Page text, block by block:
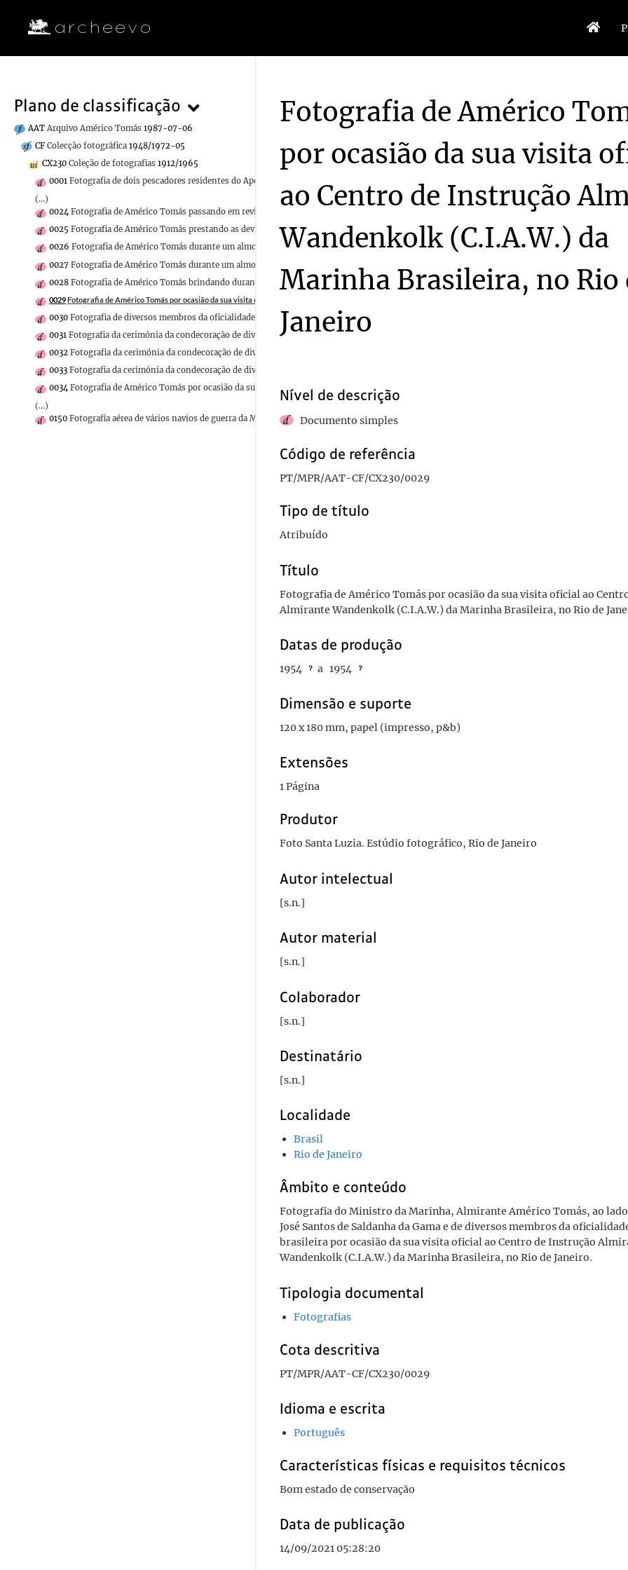
Plano de classificação
AAT Arquivo Américo Tomás 1987-07-06
CF Colecção fotográfica 1948/1972-05
CX230 Coleção de fotografias 1912/1965
0001 Fotografia de dois pescadores residentes do Apostolado do Mar, na Rua da Junqueira, em Lisboa
(...)
0024 Fotografia de Américo Tomás passando em revista às tropas da Escola de Eletromecânica por ocasião da sua visita ao Centro de Instrução
0025 Fotografia de Américo Tomás prestando as devidas continências à guarda de honra da Escola de Eletromecânica por ocasião da sua
0026 Fotografia de Américo Tomás durante um almoço oferecido em sua honra por ocasião da sua visita oficial ao Centro de Instrução Almirante
0027 Fotografia de Américo Tomás durante um almoço oferecido em sua honra por ocasião da sua visita oficial ao Centro de Instrução Almirante
0028 Fotografia de Américo Tomás brindando durante um almoço oferecido em sua honra por ocasião da sua visita oficial ao Centro de Instrução
0029Fotografia de Américo Tomás por ocasião da sua visita oficial ao Centro de Instrução Almirante Wandenkolk (C.I.A.W.) da Marinha Brasileira, no Rio de Janeiro
0030 Fotografia de diversos membros da oficialidade portuguesa e brasileira assistindo ao discurso de José Santos de Saldanha da Gama por
0031 Fotografia da cerimónia da condecoração de diversos membros da oficialidade portuguesa por ocasião da visita oficial de Américo Tomás ao
0032 Fotografia da cerimónia da condecoração de diversos membros da oficialidade portuguesa por ocasião da visita oficial de Américo Tomás ao
0033 Fotografia da cerimónia da condecoração de diversos membros da oficialidade portuguesa por ocasião da visita oficial de Américo Tomás ao
0034 Fotografia de Américo Tomás por ocasião da sua visita oficial ao Centro de Instrução Almirante Wandenkolk (C.I.A.W.) da Marinha Brasileira,
(...)
0150 Fotografia aérea de vários navios de guerra da Marinha Portuguesa entrando na Foz do rio Douro
Fotografia de Américo
por ocasião da sua visita
ao Centro de Instrução
Wandenkolk (C.I.A.W.) da
Marinha Brasileira, no Rio
Janeiro
Nível de descrição
Documento simples
Código de referência
PT/MPR/AAT-CF/CX230/0029
Tipo de título
Atribuído
Título
Fotografia de Américo Tomás por ocasião da sua visita oficial ao
Almirante Wandenkolk (C.I.A.W.) da Marinha Brasileira, no Rio de
Datas de produção
1954 a 1954
Dimensão e suporte
120 x 180 mm, papel (impresso, p&b)
Extensões
1 Página
Produtor
Foto Santa Luzia. Estúdio fotográfico, Rio de Janeiro
Autor intelectual
[s.n.]
Autor material
[s.n.]
Colaborador
[s.n.]
Destinatário
[s.n.]
Localidade
Brasil
Rio de Janeiro
Âmbito e conteúdo
Fotografia do Ministro da Marinha, Almirante Américo Tomás, ao
José Santos de Saldanha da Gama e de diversos membros da
brasileira por ocasião da sua visita oficial ao Centro de Instrução
Wandenkolk (C.I.A.W.) da Marinha Brasileira, no Rio de Janeiro.
Tipologia documental
Fotografias
Cota descritiva
PT/MPR/AAT-CF/CX230/0029
Idioma e escrita
Português
Características físicas e requisitos técnicos
Bom estado de conservação
Data de publicação
14/09/2021 05:28:20